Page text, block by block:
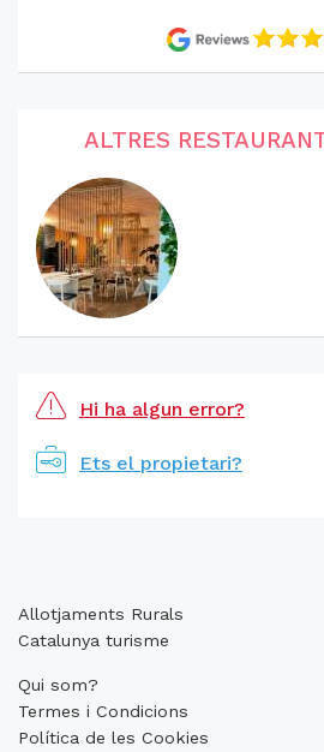
ALTRES
Hi ha algun error?
Ets el propietari?
Allotjaments Rurals
Catalunya turisme
Qui som?
Termes i Condicions
Política de les Cookies